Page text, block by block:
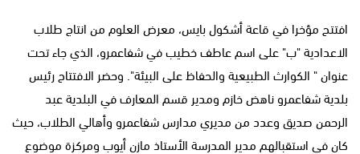
افتتح مؤخرا في قاعة أشكول بايس، معرض العلوم من انتاج طلاب
الاعدادية "ب" على اسم عاطف خطيب في شفاعمرو، الذي جاء تحت
عنوان " الكوارث الطبيعية والحفاظ على البيئة". وحضر الافتتاح رئيس
بلدية شفاعمرو ناهض خازم ومدير قسم المعارف في البلدية عبد
الرحمن صديق وعدد من مديري مدارس شفاعمرو وأهالي الطلاب، حيث
كان في استقبالهم مدير المدرسة الأستاذ مازن أيوب ومركزة موضوع